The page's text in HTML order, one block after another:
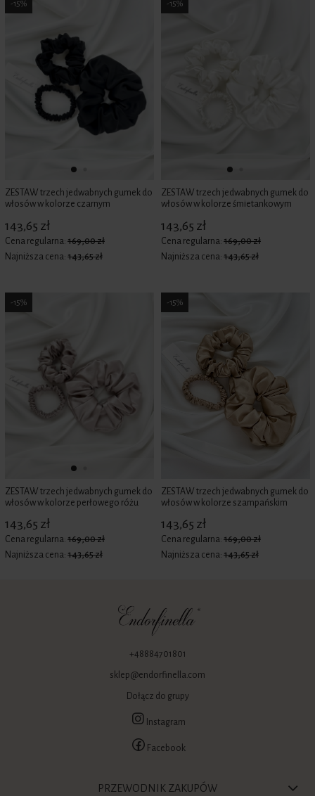
ZESTAW trzech jedwabnych gumek do
włosów w kolorze czarnym
143,65 zł
Cena regularna: 169,00 zł
Najniższa cena: 143,65 zł
-15%
ZESTAW trzech jedwabnych gumek do
włosów w kolorze śmietankowym
143,65 zł
Cena regularna: 169,00 zł
Najniższa cena: 143,65 zł
-15%
ZESTAW trzech jedwabnych gumek do
włosów w kolorze perłowego różu
143,65 zł
Cena regularna: 169,00 zł
Najniższa cena: 143,65 zł
-15%
ZESTAW trzech jedwabnych gumek do
włosów w kolorze szampańskim
143,65 zł
Cena regularna: 169,00 zł
Najniższa cena: 143,65 zł
-15%
+48884701801
sklep@endorfinella.com
Dołącz do grupy
Instagram
Facebook
PRZEWODNIK ZAKUPÓW